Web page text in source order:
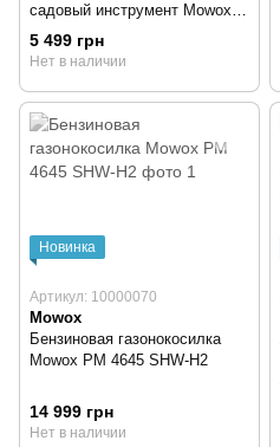
садовый инструмент Mowox
EBC 40 Li MT-Set, 3 насадки,
без акб и з/у
5 499 грн
Нет в наличии
Новинка
Артикул: 10000070
Mowox
Бензиновая газонокосилка
Mowox РМ 4645 SHW-H2
14 999 грн
Нет в наличии